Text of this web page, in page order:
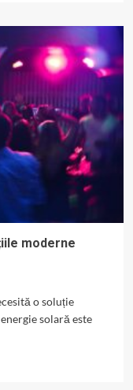
moderne
o soluție
solară este